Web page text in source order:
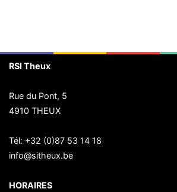
RSI Theux
Rue du Pont, 5
4910 THEUX
Tél: +32 (0)87 53 14 18
info@sitheux.be
HORAIRES